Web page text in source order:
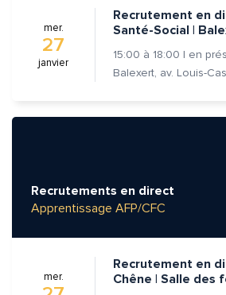
mer.
27
janvier
Recrutement en
Santé-Social |
15:00 à 18:00 | en
Balexert, av. Louis-
Recrutements en direct
Apprentissage AFP/CFC
mer.
Recrutement en
Chêne | Salle des
Prénom et nom*
Quelle est la pertinence de